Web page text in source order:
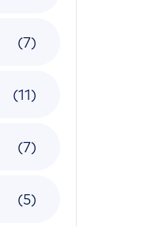
(7)
(11)
(7)
(5)